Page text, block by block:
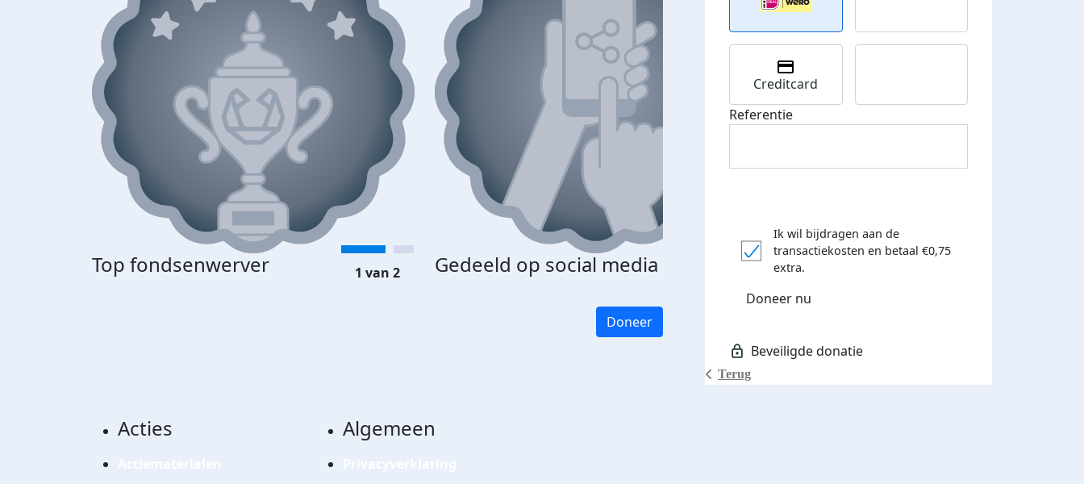
Top fondsenwerver Gedeeld op social media Donateurs bedankt
1 van 2
Doneer
Terug
Creditcard
Referentie
Ik wil bijdragen aan de
transactiekosten en betaal €0,75
extra.
Doneer nu
Acties Algemeen